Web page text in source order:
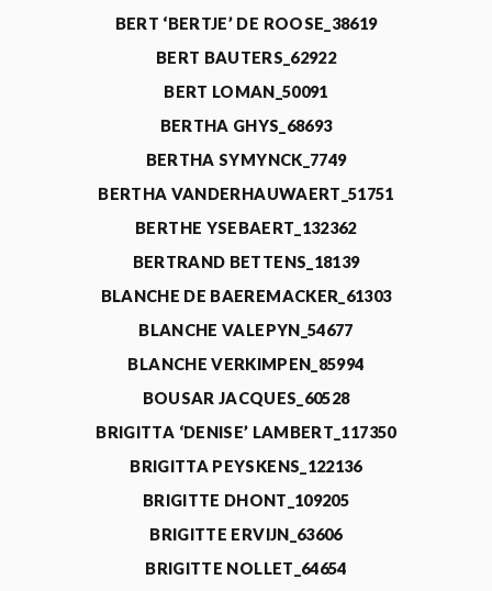
BERT ‘BERTJE’ DE ROOSE_38619
BERT BAUTERS_62922
BERT LOMAN_50091
BERTHA GHYS_68693
BERTHA SYMYNCK_7749
BERTHA VANDERHAUWAERT_51751
BERTHE YSEBAERT_132362
BERTRAND BETTENS_18139
BLANCHE DE BAEREMACKER_61303
BLANCHE VALEPYN_54677
BLANCHE VERKIMPEN_85994
BOUSAR JACQUES_60528
BRIGITTA ‘DENISE’ LAMBERT_117350
BRIGITTA PEYSKENS_122136
BRIGITTE DHONT_109205
BRIGITTE ERVIJN_63606
BRIGITTE NOLLET_64654